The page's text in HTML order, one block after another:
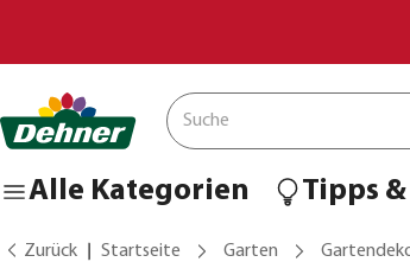
Alle Kategorien Tipps
Zurück Startseite Garten